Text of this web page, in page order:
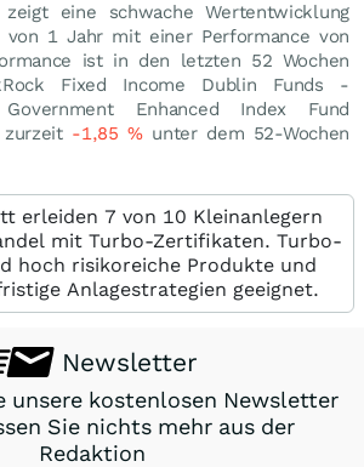
zeigt eine schwache Wertentwicklung
von 1 Jahr mit einer Performance von
ist in den letzten 52 Wochen
Fixed Income Dublin Funds -
Enhanced Index Fund
-1,85%unter dem 52-Wochen
erleiden 7 von 10 Kleinanlegern
mit Turbo-Zertifikaten. Turbo-
hoch risikoreiche Produkte und
Anlagestrategien geeignet.
Newsletter
unsere kostenlosen Newsletter
Sie nichts mehr aus der
Redaktion